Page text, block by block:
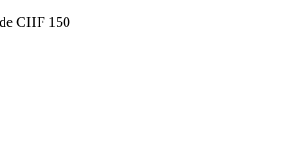
CHF 150